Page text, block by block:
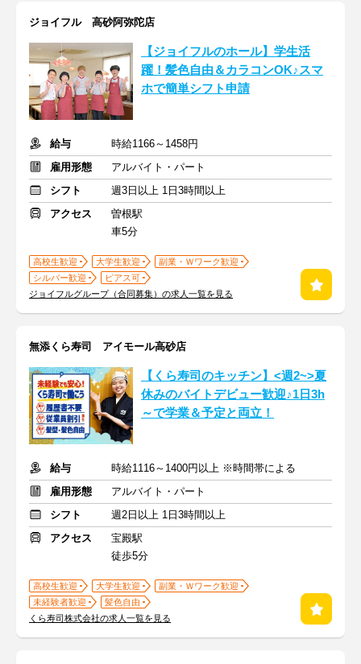
ジョイフル 高砂阿弥陀店
【ジョイフルのホール】学生活
躍！髪色自由＆カラコンOK♪スマ
ホで簡単シフト申請
給与
時給1166～1458円
雇用形態
アルバイト・パート
シフト
週3日以上 1日3時間以上
アクセス
曽根駅
車5分
高校生歓迎 大学生歓迎
副業・Ｗワーク歓迎
シルバー歓迎
ピアス可
ジョイフルグループ（合同募集）の求人一覧を見る
無添くら寿司 アイモール高砂店
【くら寿司のキッチン】<週2~>夏
休みのバイトデビュー歓迎♪1日3h
～で学業＆予定と両立！
給与
時給1116～1400円以上 ※時間帯による
雇用形態
アルバイト・パート
シフト
週2日以上 1日3時間以上
アクセス
宝殿駅
徒歩5分
高校生歓迎 大学生歓迎
副業・Ｗワーク歓迎
未経験者歓迎
髪色自由
くら寿司株式会社の求人一覧を見る